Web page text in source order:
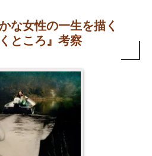
な女性の一生を描く
ところ』考察